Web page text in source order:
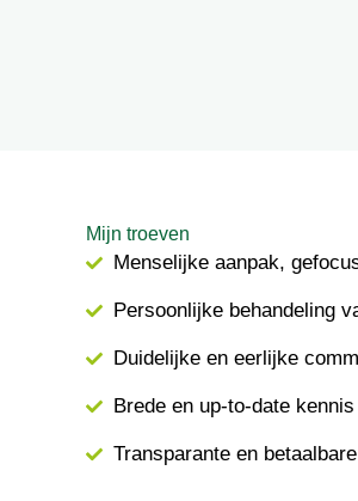
Mijn troeven
Menselijke aanpak,
Persoonlijke behandeling
Duidelijke en eerlijke
Brede en up-to-date
Transparante en